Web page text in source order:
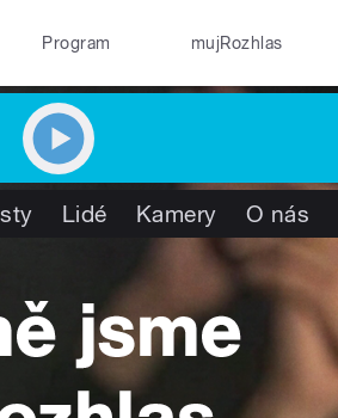
Program mujRozhlas
Lidé Kamery O nás